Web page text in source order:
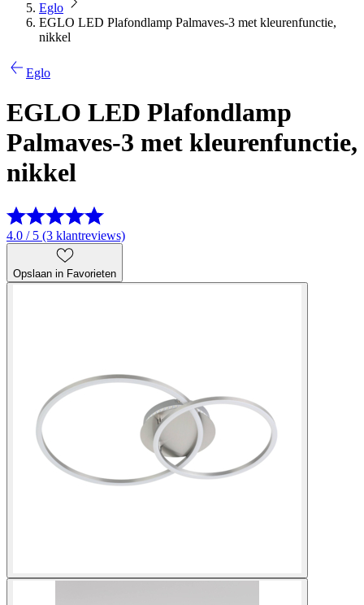
Eglo
EGLO LED Plafondlamp Palmaves-3 met kleurenfunctie,
nikkel
Eglo
EGLO LED Plafondlamp
Palmaves-3 met kleurenfunctie,
nikkel
4.0 / 5 (3 klantreviews)
Opslaan in Favorieten